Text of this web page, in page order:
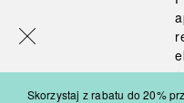
Skorzystaj z rabatu do 20%